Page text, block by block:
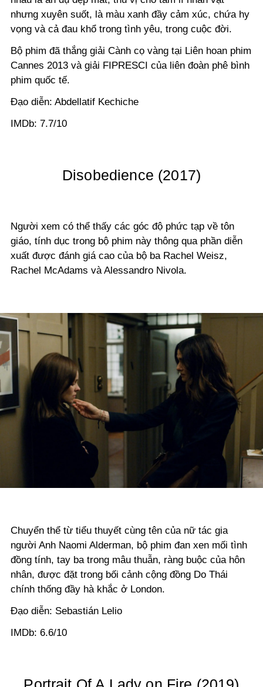
nhưng xuyên suốt, là màu xanh đầy cảm xúc, chứa hy
vọng và cả đau khổ trong tình yêu, trong cuộc đời.
Bộ phim đã thắng giải Cành cọ vàng tại Liên hoan phim
Cannes 2013 và giải FIPRESCI của liên đoàn phê bình
phim quốc tế.
Đạo diễn: Abdellatif Kechiche
IMDb: 7.7/10
Disobedience (2017)
Người xem có thể thấy các góc độ phức tạp về tôn
giáo, tính dục trong bộ phim này thông qua phần diễn
xuất được đánh giá cao của bộ ba Rachel Weisz,
Rachel McAdams và Alessandro Nivola.
Chuyển thể từ tiểu thuyết cùng tên của nữ tác gia
người Anh Naomi Alderman, bộ phim đan xen mối tình
đồng tính, tay ba trong mâu thuẫn, ràng buộc của hôn
nhân, được đặt trong bối cảnh cộng đồng Do Thái
chính thống đầy hà khắc ở London.
Đạo diễn: Sebastián Lelio
IMDb: 6.6/10